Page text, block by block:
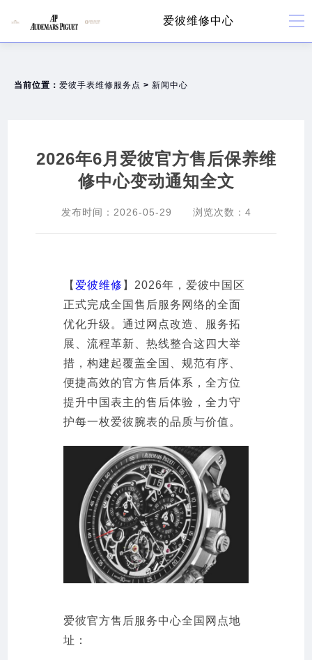
爱彼维修中心
当前位置： 爱彼手表维修服务点 > 新闻中心
2026年6月爱彼官方售后保养维
修中心变动通知全文
发布时间： 2026-05-29 浏览次数： 4
【 爱彼维修 】2026年，爱彼中国区
正式完成全国售后服务网络的全面
优化升级。通过网点改造、服务拓
展、流程革新、热线整合这四大举
措，构建起覆盖全国、规范有序、
便捷高效的官方售后体系，全方位
提升中国表主的售后体验，全力守
护每一枚爱彼腕表的品质与价值。
爱彼官方售后服务中心全国网点地
址：